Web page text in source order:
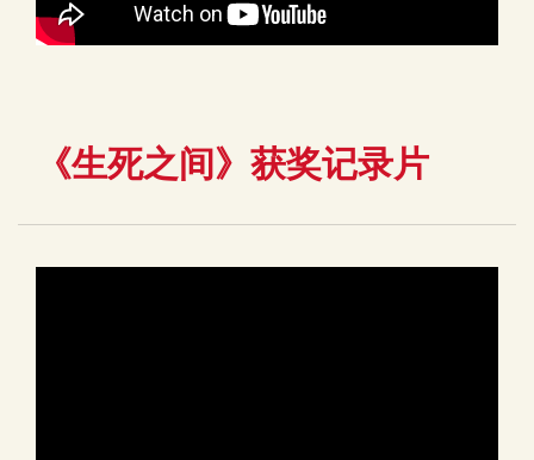
《生死之间》获奖记录片